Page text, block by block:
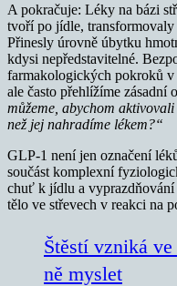
A pokračuje: Léky na bázi
tvoří po jídle,
Přinesly úrovně úbytku
kdysi nepředstavitelné.
farmakologických pokroků
ale často přehlížíme zásadní
můžeme, abychom
než jej nahradíme lékem?“
GLP-1 není jen označení
součást komplexní
chuť k jídlu a vyprazdňování
tělo ve střevech v reakci na
Štěstí vzniká
ně myslet